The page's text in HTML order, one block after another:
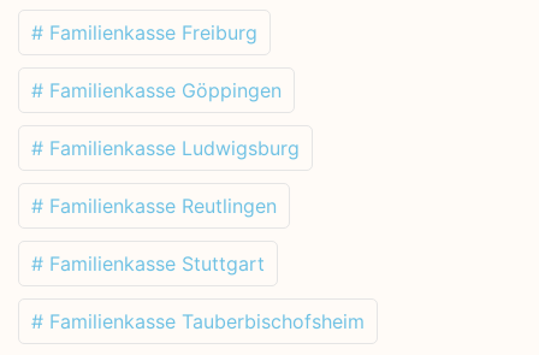
# Familienkasse Freiburg
# Familienkasse Göppingen
# Familienkasse Ludwigsburg
# Familienkasse Reutlingen
# Familienkasse Stuttgart
# Familienkasse Tauberbischofsheim